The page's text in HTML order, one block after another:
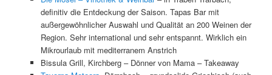
definitiv die Entdeckung der Saison. Tapas Bar mit
außergewöhnlicher Auswahl und Qualität an 200 Weinen der
Region. Sehr international und sehr entspannt. Wirklich ein
Mikrourlaub mit mediterranem Anstrich
Bissula Grill, Kirchberg – Dönner von Mama – Takeaway